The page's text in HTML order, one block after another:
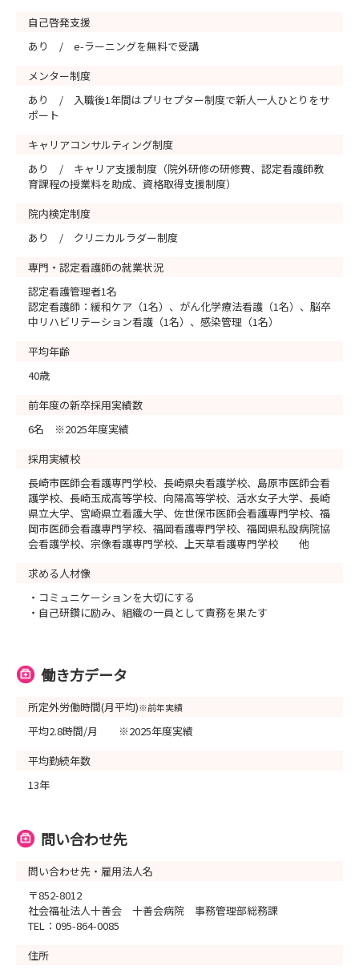
自己啓発支援
あり / e-ラーニングを無料で受講
メンター制度
あり / 入職後1年間はプリセプター制度で新人一人ひとりをサ
ポート
キャリアコンサルティング制度
あり / キャリア支援制度（院外研修の研修費、認定看護師教
育課程の授業料を助成、資格取得支援制度）
院内検定制度
あり / クリニカルラダー制度
専門・認定看護師の就業状況
認定看護管理者1名
認定看護師：緩和ケア（1名）、がん化学療法看護（1名）、脳卒
中リハビリテーション看護（1名）、感染管理（1名）
平均年齢
40歳
前年度の新卒採用実績数
6名 ※2025年度実績
採用実績校
長崎市医師会看護専門学校、長崎県央看護学校、島原市医師会看
護学校、長崎玉成高等学校、向陽高等学校、活水女子大学、長崎
県立大学、宮崎県立看護大学、佐世保市医師会看護専門学校、福
岡市医師会看護専門学校、福岡看護専門学校、福岡県私設病院協
会看護学校、宗像看護専門学校、上天草看護専門学校 他
求める人材像
・コミュニケーションを大切にする
・自己研鑽に励み、組織の一員として責務を果たす
働き方データ
所定外労働時間(月平均)※前年実績
平均2.8時間/月 ※2025年度実績
平均勤続年数
13年
問い合わせ先
問い合わせ先・雇用法人名
〒852-8012
社会福祉法人十善会 十善会病院 事務管理部総務課
TEL：095-864-0085
住所